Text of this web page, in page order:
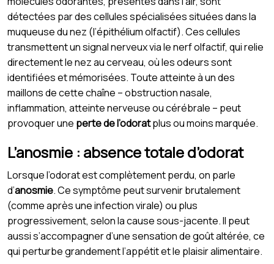
détectées par des cellules spécialisées situées dans la
muqueuse du nez (l’épithélium olfactif). Ces cellules
transmettent un signal nerveux via le nerf olfactif, qui relie
directement le nez au cerveau, où les odeurs sont
identifiées et mémorisées. Toute atteinte à un des
maillons de cette chaîne – obstruction nasale,
inflammation, atteinte nerveuse ou cérébrale – peut
provoquer une perte de l’odoratplus ou moins marquée.
L’anosmie : absence totale d’odorat
Lorsque l’odorat est complètement perdu, on parle
d’anosmie. Ce symptôme peut survenir brutalement
(comme après une infection virale) ou plus
progressivement, selon la cause sous-jacente. Il peut
aussi s’accompagner d’une sensation de goût altérée, ce
qui perturbe grandement l’appétit et le plaisir alimentaire.